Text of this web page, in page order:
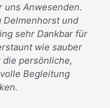
uns Anwesenden.
Delmenhorst und
sehr Dankbar für
wie sauber
persönliche,
Begleitung